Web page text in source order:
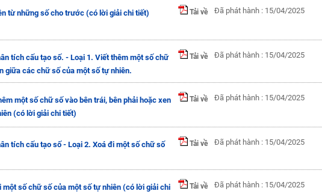
từ những số cho trước (có lời giải chi tiết) Tải về Đã phát hành : 15/04/2025
tích cấu tạo số. - Loại 1. Viết thêm một số chữ
giữa các chữ số của một số tự nhiên.
Tải về Đã phát hành : 15/04/2025
một số chữ số vào bên trái, bên phải hoặc xen
(có lời giải chi tiết)
Tải về Đã phát hành : 15/04/2025
tích cấu tạo số - Loại 2. Xoá đi một số chữ số
Tải về Đã phát hành : 15/04/2025
một số chữ số của một số tự nhiên (có lời giải chi
Tải về Đã phát hành : 15/04/2025